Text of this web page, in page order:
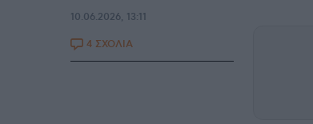
10.06.2026, 13:11
4 ΣΧΟΛΙΑ